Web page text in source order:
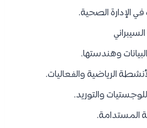
الإدارة الصحية.
وهندستها.
الرياضية والفعاليات.
والتوريد.
المستدامة.